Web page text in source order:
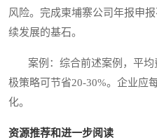
风险。完成柬埔寨公司年报申
续发展的基石。
案例：综合前述案例，平均
极策略可节省20-30%。企业应
化。
资源推荐和进一步阅读